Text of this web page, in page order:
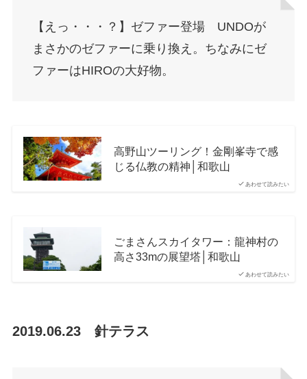
【えっ・・・？】ゼファー登場 UNDOが
まさかのゼファーに乗り換え。ちなみにゼ
ファーはHIROの大好物。
あわせて読みたい
高野山ツーリング！金剛峯寺で感
じる仏教の精神│和歌山
あわせて読みたい
ごまさんスカイタワー：龍神村の
高さ33mの展望塔│和歌山
2019.06.23 針テラス